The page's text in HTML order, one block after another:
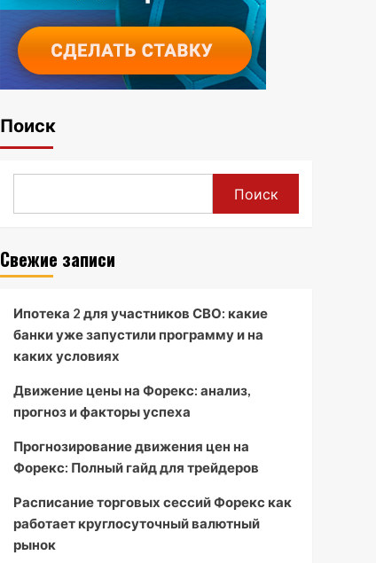
Поиск
Поиск
Свежие записи
Ипотека 2 для участников СВО: какие
банки уже запустили программу и на
каких условиях
Движение цены на Форекс: анализ,
прогноз и факторы успеха
Прогнозирование движения цен на
Форекс: Полный гайд для трейдеров
Расписание торговых сессий Форекс как
работает круглосуточный валютный
рынок